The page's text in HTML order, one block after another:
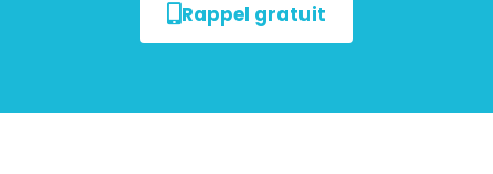
Rappel gratuit